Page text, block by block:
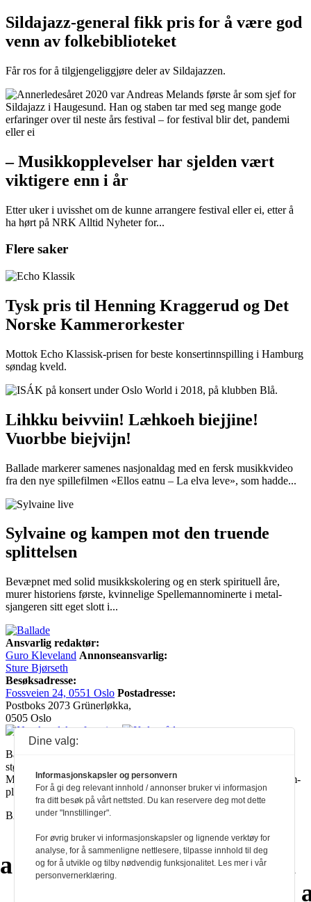
Sildajazz-general fikk pris for å være god
venn av folkebiblioteket
Får ros for å tilgjengeliggjøre deler av Sildajazzen.
– Musikkopplevelser har sjelden vært
viktigere enn i år
Etter uker i uvisshet om de kunne arrangere festival eller ei, etter å
ha hørt på NRK Alltid Nyheter for...
Flere saker
Tysk pris til Henning Kraggerud og Det
Norske Kammerorkester
Mottok Echo Klassisk-prisen for beste konsertinnspilling i Hamburg
søndag kveld.
Lihkku beivviin! Læhkoeh biejjine!
Vuorbbe biejvijn!
Ballade markerer samenes nasjonaldag med en fersk musikkvideo
fra den nye spillefilmen «Ellos eatnu – La elva leve», som hadde...
Sylvaine og kampen mot den truende
splittelsen
Bevæpnet med solid musikkskolering og en sterk spirituell åre,
murer historiens første, kvinnelige Spellemannominerte i metal-
sjangeren sitt eget slott i...
Ansvarlig redaktør:
Guro Kleveland Annonseansvarlig:
Sture Bjørseth
Besøksadresse:
Fossveien 24, 0551 Oslo Postadresse:
Postboks 2073 Grünerløkka,
0505 Oslo
Ballade mottar tilskudd fra Norsk kulturråd, i tillegg til økonomisk
støtte fra eierne NOPA, Norsk komponistforening og
Musikkforleggerne. Ballade drives etter Redaktør- og Vær Varsom-
plakaten.
BALLADE — NORGES MUSIKKMAGASIN
a aa
aa
a
a
Dine valg:
Informasjonskapsler og personvern
For å gi deg relevant innhold / annonser bruker vi informasjon
fra ditt besøk på vårt nettsted. Du kan reservere deg mot dette
under "Innstillinger".
For øvrig bruker vi informasjonskapsler og lignende verktøy for
analyse, for å sammenligne nettlesere, tilpasse innhold til deg
og for å utvikle og tilby nødvendig funksjonalitet. Les mer i vår
personvernerklæring.